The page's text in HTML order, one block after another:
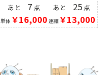
あと 7 点
単体 ￥16,000
あと 25 点
連結￥13,000